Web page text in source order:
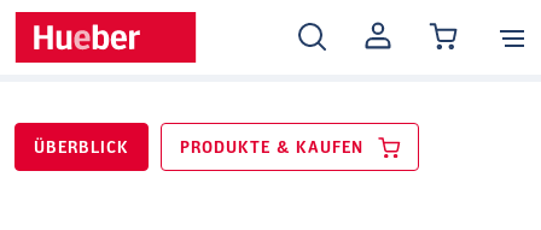
MEIN
KONTO
ÜBERBLICK PRODUKTE & KAUFEN